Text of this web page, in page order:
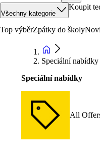
Všechny kategorie
Koupit
Top výběrZpátky do školy
Speciální nabídky
Speciální nabídky
All